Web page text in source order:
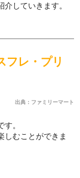
介していきます。
フレ ・ プリ
出典：ファミリーマート
す。
しむことができま